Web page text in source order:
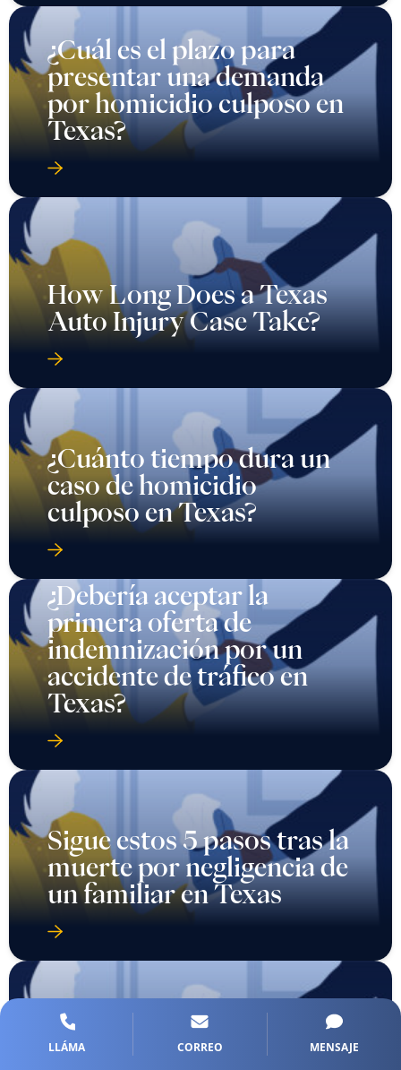
¿Cuál es el plazo para
presentar una demanda
por homicidio culposo en
Texas?
How Long Does a Texas
Auto Injury Case Take?
¿Cuánto tiempo dura un
caso de homicidio
culposo en Texas?
¿Debería aceptar la
primera oferta de
indemnización por un
accidente de tráfico en
Texas?
Sigue estos 5 pasos tras la
muerte por negligencia de
un familiar en Texas
Take These 6 Steps
Immediately After a Car
LLÁMA CORREO MENSAJE